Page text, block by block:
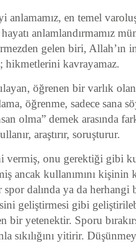
anlamamız, en temel
anlamlandırmamız
gelen biri, Allah’ın
hikmetlerini kavrayamaz.
öğrenen bir varlık olan
öğrenme, sadece sana
olma” demek arasında
araştırır, soruşturur.
vermiş, onu gerektiği gibi
ancak kullanımını kişinin
dalında ya da herhangi
geliştirmesi gibi
bir yetenektir. Sporu
sıkılığını yitirir. Düşünmeyi